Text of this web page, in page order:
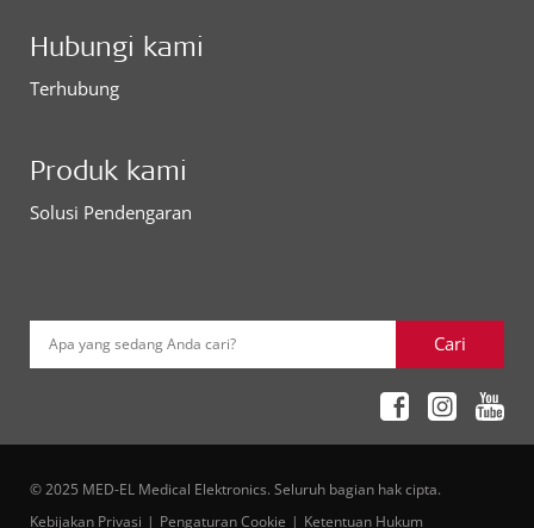
Hubungi kami
Terhubung
Produk kami
Solusi Pendengaran
Apa yang sedang Anda cari? Cari
© 2025 MED-EL Medical Elektronics. Seluruh bagian hak cipta.
Kebijakan Privasi
Pengaturan Cookie Ketentuan Hukum